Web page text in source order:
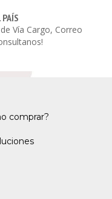
PAÍS
Vía Cargo, Correo
comprar?